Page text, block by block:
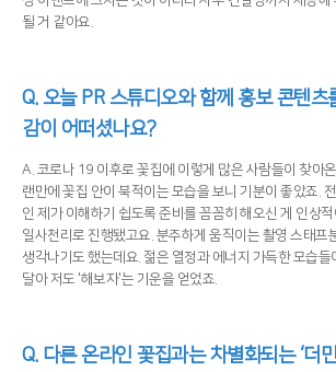
될 거 같아요.
Q. 오늘 PR 스튜디오와 함께 홍보 콘텐츠
감이 어떠셨나요?
A. 코로나 19 이후로 꽃집에 이렇게 많은 사람들이 찾아
랜만에 꽃집 안이 북적이는 모습을 보니 기분이 좋았죠.
인 제가 이해하기 쉽도록 준비를 꼼꼼히 해오신 게 인상
일사천리로 진행됐고요. 분주하게 움직이는 촬영 스태프
생각나기도 했는데요. 젊은 열정과 에너지 가득한 모습들
달아 저도 '해보자'는 기운을 얻었죠.
Q. 다른 온라인 꽃집과는 차별화되는 ‘더